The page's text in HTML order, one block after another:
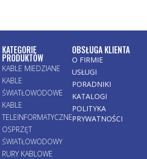
KATEGORIE
PRODUKTÓW
KABLE MIEDZIANE
KABLE
ŚWIATŁOWODOWE
KABLE
TELEINFORMATYCZNE
OSPRZĘT
ŚWIATŁOWODOWY
RURY KABLOWE
OBSŁUGA KLIENTA
O FIRMIE
USŁUGI
PORADNIKI
KATALOGI
POLITYKA
PRYWATNOŚCI